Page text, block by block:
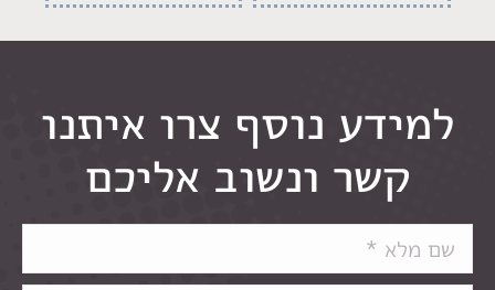
למידע נוסף צרו איתנו
קשר ונשוב אליכם